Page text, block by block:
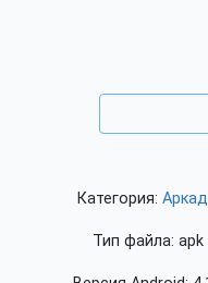
Категория:
Тип файла: apk